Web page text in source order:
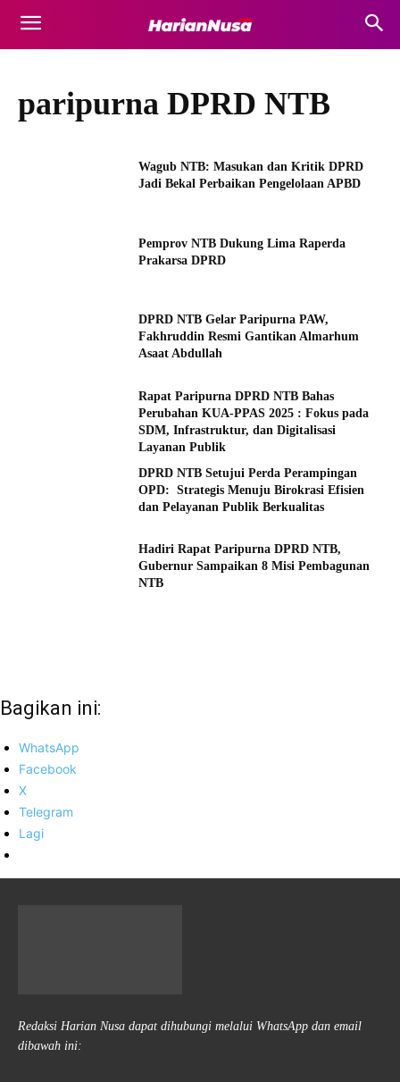
paripurna DPRD NTB
Wagub NTB: Masukan dan Kritik DPRD
Jadi Bekal Perbaikan Pengelolaan APBD
Pemprov NTB Dukung Lima Raperda
Prakarsa DPRD
DPRD NTB Gelar Paripurna PAW,
Fakhruddin Resmi Gantikan Almarhum
Asaat Abdullah
Rapat Paripurna DPRD NTB Bahas
Perubahan KUA-PPAS 2025 : Fokus pada
SDM, Infrastruktur, dan Digitalisasi
Layanan Publik
DPRD NTB Setujui Perda Perampingan
OPD: Strategis Menuju Birokrasi Efisien
dan Pelayanan Publik Berkualitas
Hadiri Rapat Paripurna DPRD NTB,
Gubernur Sampaikan 8 Misi Pembagunan
NTB
Bagikan ini:
WhatsApp
Facebook
X
Telegram
Lagi
Redaksi Harian Nusa dapat dihubungi melalui WhatsApp dan email
dibawah ini: